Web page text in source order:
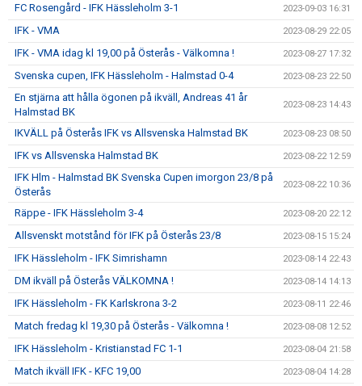
FC Rosengård - IFK Hässleholm 3-1 2023-09-03 16:31
IFK - VMA 2023-08-29 22:05
IFK - VMA idag kl 19,00 på Österås - Välkomna ! 2023-08-27 17:32
Svenska cupen, IFK Hässleholm - Halmstad 0-4 2023-08-23 22:50
En stjärna att hålla ögonen på ikväll, Andreas 41 år
Halmstad BK
2023-08-23 14:43
IKVÄLL på Österås IFK vs Allsvenska Halmstad BK 2023-08-23 08:50
IFK vs Allsvenska Halmstad BK 2023-08-22 12:59
IFK Hlm - Halmstad BK Svenska Cupen imorgon 23/8 på
Österås
2023-08-22 10:36
Räppe - IFK Hässleholm 3-4 2023-08-20 22:12
Allsvenskt motstånd för IFK på Österås 23/8 2023-08-15 15:24
IFK Hässleholm - IFK Simrishamn 2023-08-14 22:43
DM ikväll på Österås VÄLKOMNA ! 2023-08-14 14:13
IFK Hässleholm - FK Karlskrona 3-2 2023-08-11 22:46
Match fredag kl 19,30 på Österås - Välkomna ! 2023-08-08 12:52
IFK Hässleholm - Kristianstad FC 1-1 2023-08-04 21:58
Match ikväll IFK - KFC 19,00 2023-08-04 14:28